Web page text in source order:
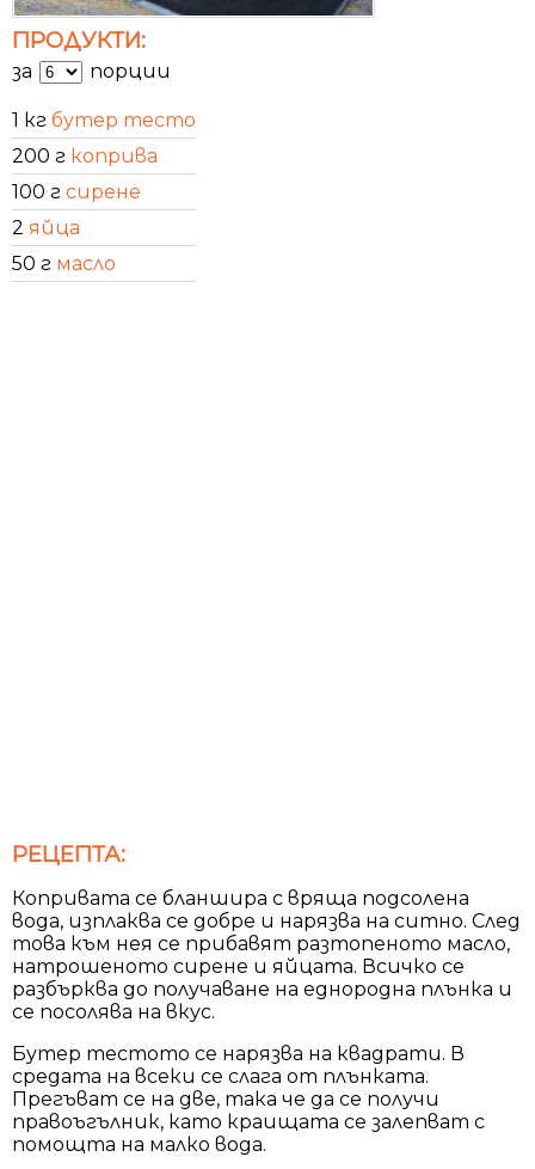
ПРОДУКТИ:
за порции
1 кг бутер тесто
200 г коприва
100 г сирене
2 яйца
50 г масло
РЕЦЕПТА:
Копривата се бланшира с вряща подсолена
вода, изплаква се добре и нарязва на ситно. След
това към нея се прибавят разтопеното масло,
натрошеното сирене и яйцата. Всичко се
разбърква до получаване на еднородна плънка и
се посолява на вкус.
Бутер тестото се нарязва на квадрати. В
средата на всеки се слага от плънката.
Прегъват се на две, така че да се получи
правоъгълник, като краищата се залепват с
помощта на малко вода.